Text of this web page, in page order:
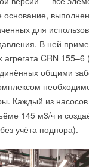
основание,
для
В ней
агрегата CRN
общими
Каждый из
145 м3/ч и
учёта подпора).